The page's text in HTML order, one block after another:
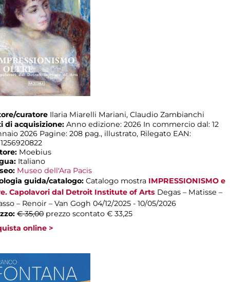
curatore Ilaria Miarelli Mariani, Claudio Zambianchi
di acquisizione: Anno edizione: 2026 In commercio dal: 12
2026 Pagine: 208 pag., illustrato, Rilegato EAN:
Moebius
Italiano
Museo dell'Ara Pacis
guida/catalogo: Catalogo mostra IMPRESSIONISMO e
Capolavori dal Detroit Institute of Arts Degas – Matisse –
– Renoir – Van Gogh 04/12/2025 - 10/05/2026
€ 35,00 prezzo scontato € 33,25
online >